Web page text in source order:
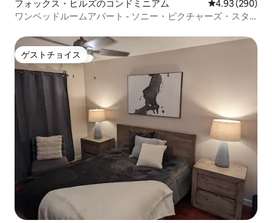
フォックス・ヒルズのコンドミニアム レビュー290
4.93 (290)
ワンベッドルームアパート - ソニー・ピクチャーズ・スタ
ゲストチョイス
ゲストチョイス